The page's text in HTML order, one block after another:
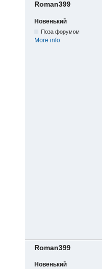
Roman399
Новенький
Поза форумом
More info
Roman399
Новенький